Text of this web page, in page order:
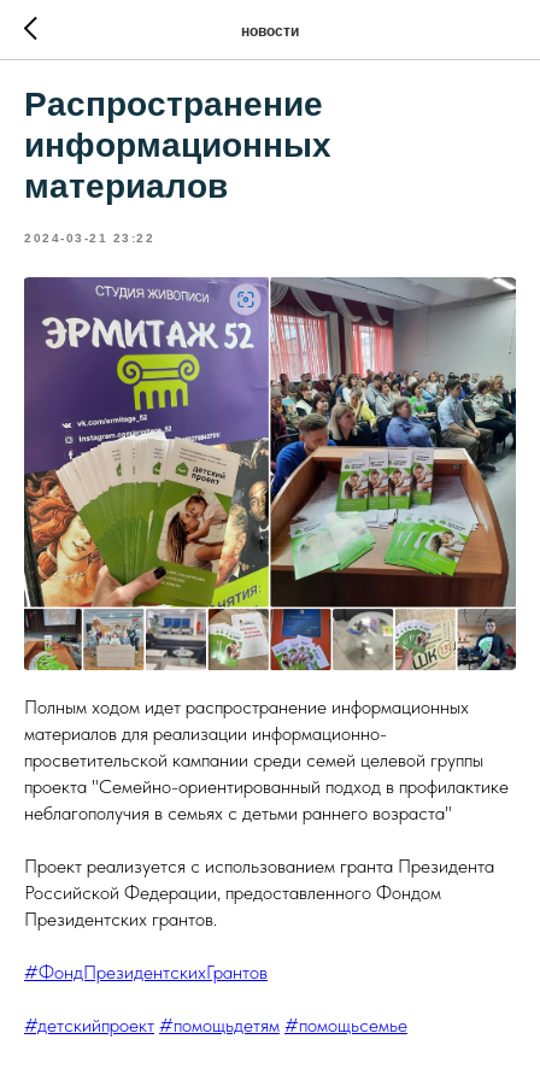
новости
Распространение
информационных
материалов
2024-03-21 23:22
Полным ходом идет распространение информационных
материалов для реализации информационно-
просветительской кампании среди семей целевой группы
проекта "Семейно-ориентированный подход в профилактике
неблагополучия в семьях с детьми раннего возраста"
Проект реализуется с использованием гранта Президента
Российской Федерации, предоставленного Фондом
Президентских грантов.
#ФондПрезидентскихГрантов
#детскийпроект #помощьдетям #помощьсемье